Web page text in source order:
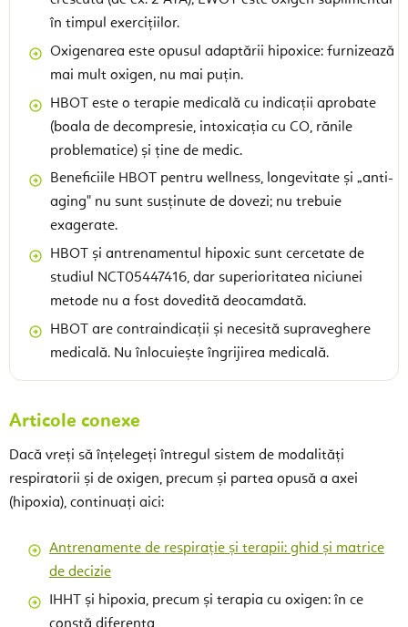
în timpul exercițiilor.
Oxigenarea este opusul adaptării hipoxice: furnizează
mai mult oxigen, nu mai puțin.
HBOT este o terapie medicală cu indicații aprobate
(boala de decompresie, intoxicația cu CO, rănile
problematice) și ține de medic.
Beneficiile HBOT pentru wellness, longevitate și „anti-
aging" nu sunt susținute de dovezi; nu trebuie
exagerate.
HBOT și antrenamentul hipoxic sunt cercetate de
studiul NCT05447416, dar superioritatea niciunei
metode nu a fost dovedită deocamdată.
HBOT are contraindicații și necesită supraveghere
medicală. Nu înlocuiește îngrijirea medicală.
Articole conexe
Dacă vreți să înțelegeți întregul sistem de modalități
respiratorii și de oxigen, precum și partea opusă a axei
(hipoxia), continuați aici:
Antrenamente de respirație și terapii: ghid și matrice
de decizie
IHHT și hipoxia, precum și terapia cu oxigen: în ce
constă diferența